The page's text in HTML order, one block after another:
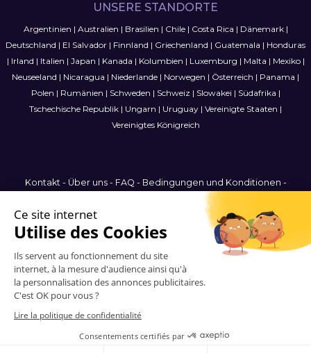
UNSERE STANDORTE
Argentinien | Australien | Brasilien | Chile| Costa Rica | Dänemark|
Deutschland | El Salvador | Finnland | Griechenland | Guatemala | Honduras
| Irland | Italien | Japan | Kanada | Kolumbien | Luxemburg | Malta | Mexiko|
Neuseeland | Nicaragua | Niederlande | Norwegen | Österreich | Panama |
Polen | Rumänien | Schweden | Schweiz | Slowakei | Südafrika |
Tschechische Republik | Ungarn | Uruguay | Vereinigte Staaten |
Vereinigtes Königreich
Kontakt- Über uns- FAQ - Bedingungen und Konditionen -
Sitemap